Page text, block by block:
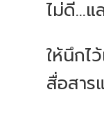
ไม่ดี...แ
ให้นึกไ
สื่อสาร